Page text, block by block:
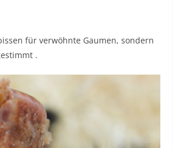
für verwöhnte Gaumen, sondern
.